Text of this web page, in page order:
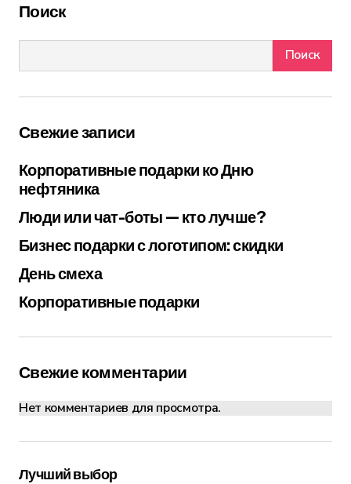
Поиск
Поиск
Свежие записи
Корпоративные подарки ко Дню
нефтяника
Люди или чат-боты — кто лучше?
Бизнес подарки с логотипом: скидки
День смеха
Корпоративные подарки
Свежие комментарии
Нет комментариев для просмотра.
Лучший выбор